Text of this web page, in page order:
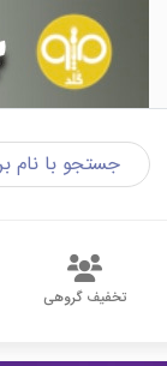
تخفیف گروهی